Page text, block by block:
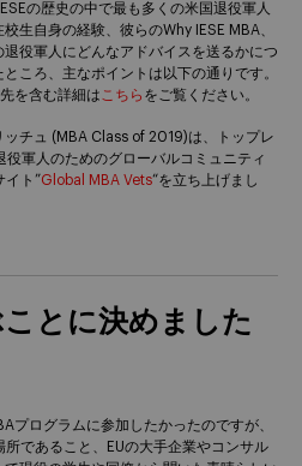
の歴史の中で最も多くの米国退役軍人
生自身の経験、彼らのWhy IESE MBA、
役軍人にどんなアドバイスを送るかにつ
ころ、主なポイントは以下の通りです。
を含む詳細は こちら をご覧ください。
チュ (MBA Class of 2019)は、トップレ
軍人のためのグローバルコミュニティ
イト”Global MBA Vets“を立ち上げまし
とに決めました
プログラムに参加したかったのですが、
所であること、EUの大手企業やコンサル